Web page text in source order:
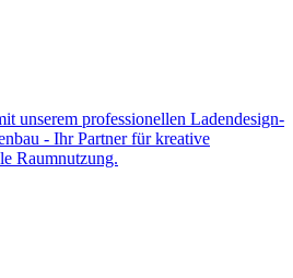
in der Produktentwicklung für den
- Ihr Partner für innovative
Möbel.